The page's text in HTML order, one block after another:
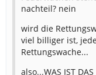
nachteil? nein
wird die
viel billiger ist,
Rettungswache...
also...WAS IST DAS